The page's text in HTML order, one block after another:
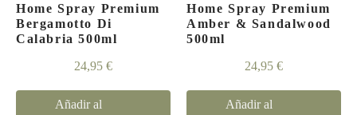
Home Spray Premium
Bergamotto Di
Calabria 500ml
24,95 €
Añadir al
Home Spray Premium
Amber & Sandalwood
500ml
24,95 €
Añadir al